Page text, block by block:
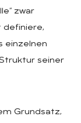
zwar
definiere,
einzelnen
seiner
Grundsatz,